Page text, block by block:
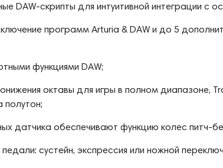
DAW-скрипты для интуитивной интеграции с
программ Arturia & DAW и до 5
функциями DAW;
октавы для игры в полном диапазоне,
полутон;
датчика обеспечивают функцию колес питч-
сустейн, экспрессия или ножной